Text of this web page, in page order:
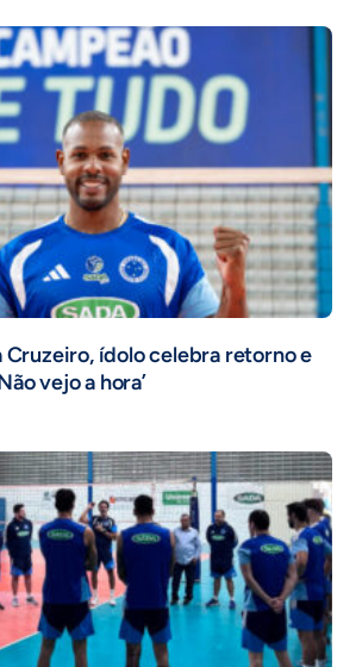
Cruzeiro, ídolo celebra retorno e
vejo a hora’